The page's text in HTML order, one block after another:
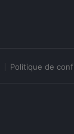
Politique de